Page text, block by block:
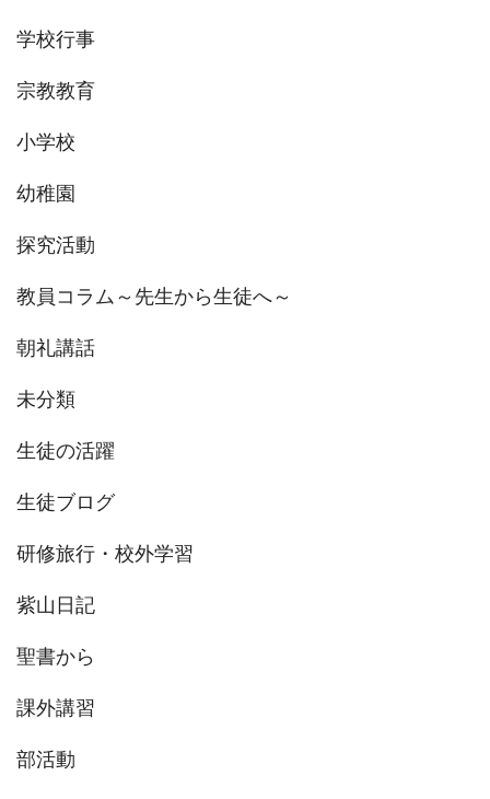
学校行事
宗教教育
小学校
幼稚園
探究活動
教員コラム～先生から生徒へ～
朝礼講話
未分類
生徒の活躍
生徒ブログ
研修旅行・校外学習
紫山日記
聖書から
課外講習
部活動